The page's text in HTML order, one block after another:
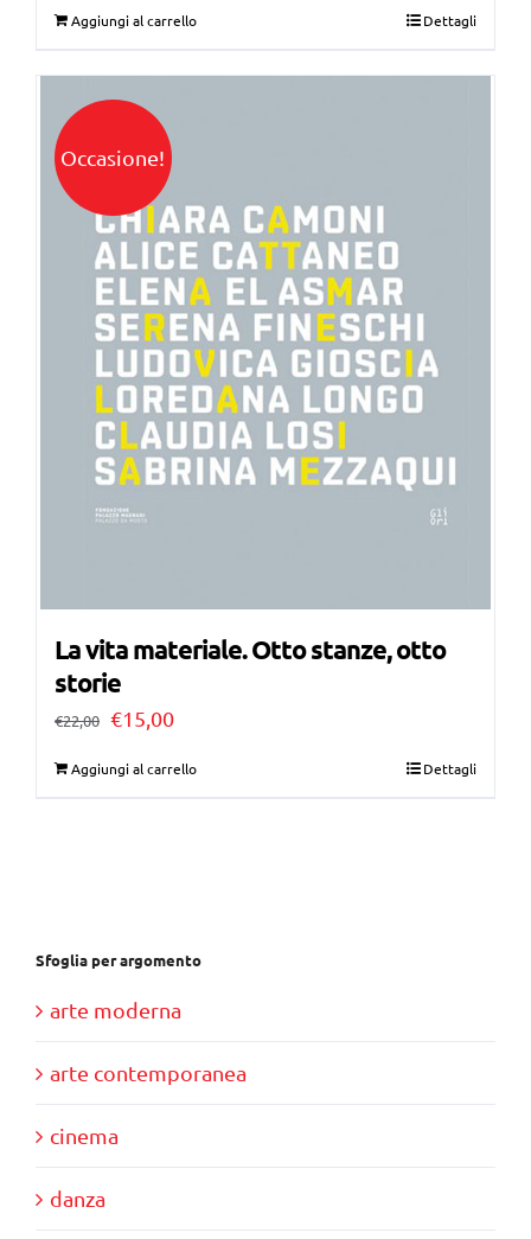
era:
€15,00.
è:
Aggiungi al carrello Dettagli
Occasione!
La vita materiale. Otto stanze, otto
storie
€22,00 Il
€15,00Il
Aggiungi al carrello Dettagli
Sfoglia per argomento
arte moderna
arte contemporanea
cinema
danza